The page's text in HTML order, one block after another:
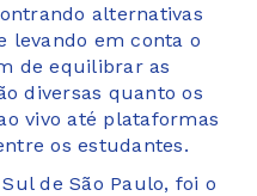
alternativas
levando em conta o
de equilibrar as
diversas quanto os
vivo até plataformas
os estudantes.
de São Paulo, foi o